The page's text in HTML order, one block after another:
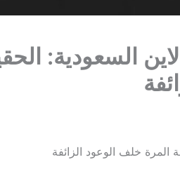
السعودية:
المرة خلف الوعود الزائفة